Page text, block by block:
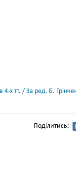
4-х тт. / За ред. Б.
Поділитись: